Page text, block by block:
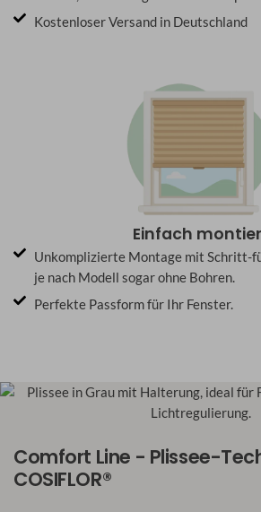
Kostenloser Versand in Deutschland
Einfach
Unkomplizierte Montage mit Schritt-
je nach Modell sogar ohne Bohren.
Perfekte Passform für Ihr Fenster.
Comfort Line - Plissee-
COSIFLOR®